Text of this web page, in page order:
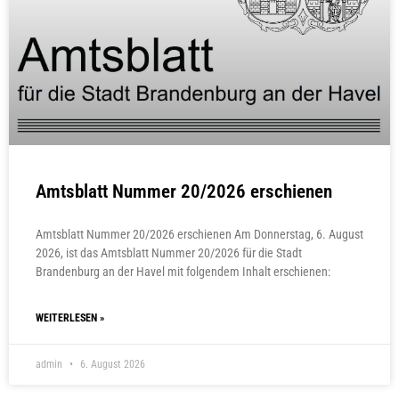
Amtsblatt Nummer 20/2026 erschienen
Amtsblatt Nummer 20/2026 erschienen Am Donnerstag, 6. August
2026, ist das Amtsblatt Nummer 20/2026 für die Stadt
Brandenburg an der Havel mit folgendem Inhalt erschienen:
WEITERLESEN »
admin 6. August 2026